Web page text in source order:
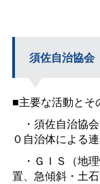
須佐自治協会
■主要な活動とそ
・須佐自治協
０自治体による
・ＧＩＳ（地
置、急傾斜・土